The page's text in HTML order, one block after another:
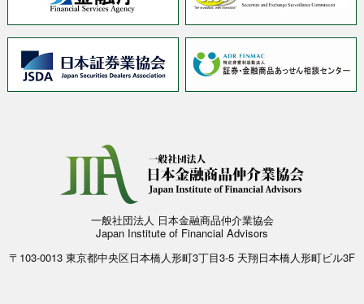
一般社団法人 日本金融商品仲介業協会
Japan Institute of Financial Advisors
〒103-0013 東京都中央区日本橋人形町3丁目3-5 天翔日本橋人形町ビル3F